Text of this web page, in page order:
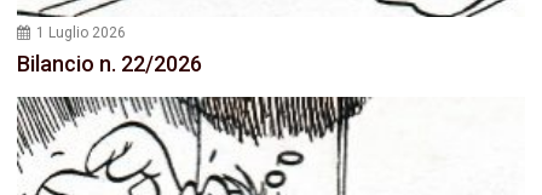
1 Luglio 2026
Bilancio n. 22/2026